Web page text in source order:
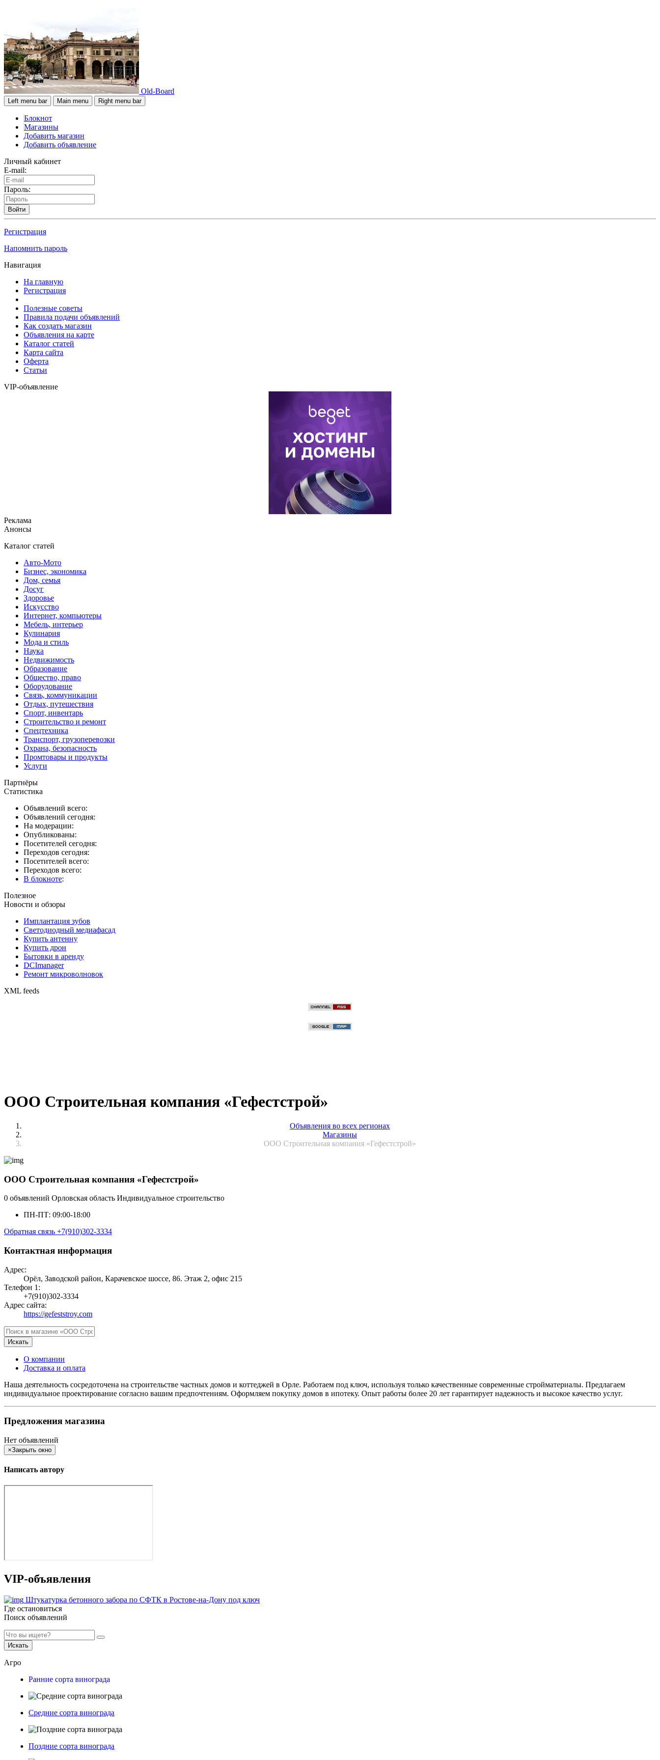
Old-Board
Left menu bar Main menu Right menu bar
Блокнот
Магазины
Добавить магазин
Добавить объявление
Личный кабинет
E-mail:
Пароль:
Войти
Регистрация
Напомнить пароль
Навигация
На главную
Регистрация
Полезные советы
Правила подачи объявлений
Как создать магазин
Объявления на карте
Каталог статей
Карта сайта
Оферта
Статьи
VIP-объявление
Реклама
Анонсы
Каталог статей
Авто-Мото
Бизнес, экономика
Дом, семья
Досуг
Здоровье
Искусство
Интернет, компьютеры
Мебель, интерьер
Кулинария
Мода и стиль
Наука
Недвижимость
Образование
Общество, право
Оборудование
Связь, коммуникации
Отдых, путешествия
Спорт, инвентарь
Строительство и ремонт
Спецтехника
Транспорт, грузоперевозки
Охрана, безопасность
Промтовары и продукты
Услуги
Партнёры
Статистика
Объявлений всего:
Объявлений сегодня:
На модерации:
Опубликованы:
Посетителей сегодня:
Переходов сегодня:
Посетителей всего:
Переходов всего:
В блокноте:
Полезное
Новости и обзоры
Имплантация зубов
Светодиодный медиафасад
Купить антенну
Купить дрон
Бытовки в аренду
DCImanager
Ремонт микроволновок
XML feeds
ООО Строительная компания «Гефестстрой»
Объявления во всех регионах
Магазины
ООО Строительная компания «Гефестстрой»
ООО Строительная компания «Гефестстрой»
0 объявлений Орловская область Индивидуальное строительство
ПН-ПТ: 09:00-18:00
Обратная связь +7(910)302-3334
Контактная информация
Адрес:
Орёл, Заводской район, Карачевское шоссе, 86. Этаж 2, офис 215
Телефон 1:
+7(910)302-3334
Адрес сайта:
https://gefeststroy.com
Искать
О компании
Доставка и оплата
Наша деятельность сосредоточена на строительстве частных домов и коттеджей в Орле. Работаем под ключ, используя только качественные современные стройматериалы. Предлагаем
индивидуальное проектирование согласно вашим предпочтениям. Оформляем покупку домов в ипотеку. Опыт работы более 20 лет гарантирует надежность и высокое качество услуг.
Предложения магазина
Нет объявлений
×Закрыть окно
Написать автору
VIP-объявления
Штукатурка бетонного забора по СФТК в Ростове-на-Дону под ключ
Где остановиться
Поиск объявлений
Искать
Агро
Ранние сорта винограда
Средние сорта винограда
Поздние сорта винограда